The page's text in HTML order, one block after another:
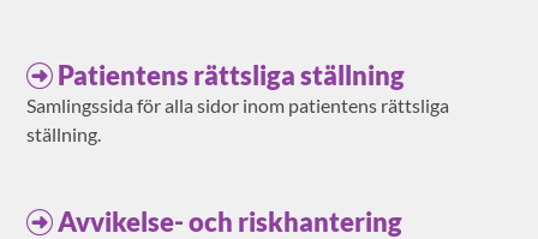
Patientens rättsliga ställning
Samlingssida för alla sidor inom patientens rättsliga
ställning.
Avvikelse- och riskhantering